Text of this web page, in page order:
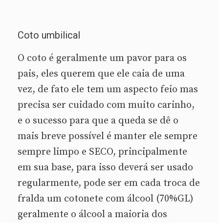
Coto umbilical
O coto é geralmente um pavor para os
pais, eles querem que ele caia de uma
vez, de fato ele tem um aspecto feio mas
precisa ser cuidado com muito carinho,
e o sucesso para que a queda se dê o
mais breve possível é manter ele sempre
sempre limpo e SECO, principalmente
em sua base, para isso deverá ser usado
regularmente, pode ser em cada troca de
fralda um cotonete com álcool (70%GL)
geralmente o álcool a maioria dos